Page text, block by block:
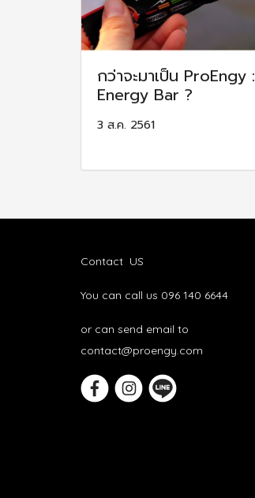
กว่าจะมาเป็น ProEngy :
Energy Bar ?
3 ส.ค. 2561
Contact US
You can call us 096 140 6644
or can send email to
contact@proengy.com